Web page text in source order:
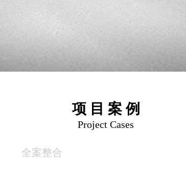
项 目 案 例
Project Cases
全案整合